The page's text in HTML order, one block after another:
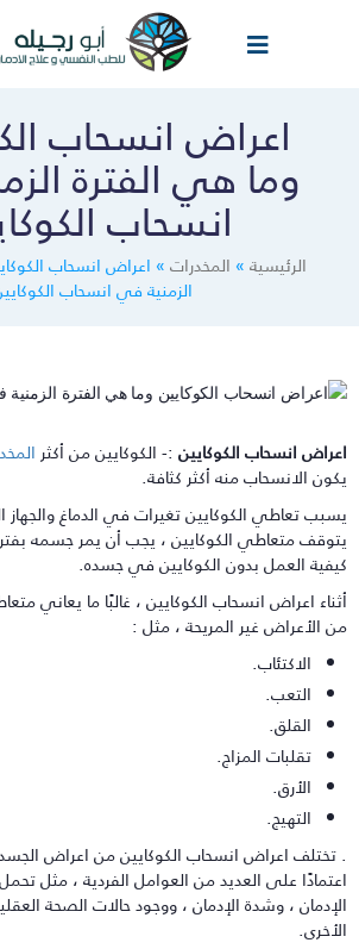
اعراض انسحاب
وما هي الفترة
انسحاب
الرئيسية»المخدرات»اعراض انسحاب
الزمنية في انسحاب الكوكايين
انسحاب الكوكايين:- الكوكايين من أكثر
الانسحاب منه أكثر كثافة.
تعاطي الكوكايين تغيرات في الدماغ والجهاز
متعاطي الكوكايين ، يجب أن يمر جسمه
العمل بدون الكوكايين في جسده.
اعراض انسحاب الكوكايين ، غالبًا ما يعاني
الأعراض غير المريحة ، مثل :
الاكتئاب.
التعب.
القلق.
تقلبات المزاج.
الأرق.
التهيج.
اعراض انسحاب الكوكايين من اعراض
على العديد من العوامل الفردية ، مثل
، وشدة الإدمان ، ووجود حالات الصحة العقلية